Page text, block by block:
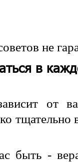
не
в
от
быть -